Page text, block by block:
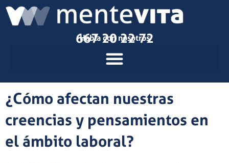
Habla con nosotros
667 20 22 72
¿Cómo afectan nuestras
creencias y pensamientos en
el ámbito laboral?